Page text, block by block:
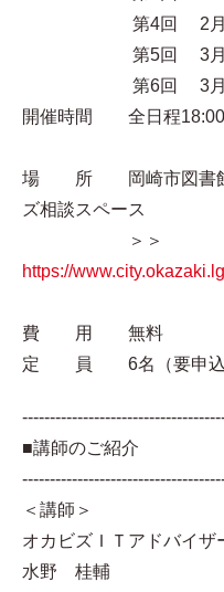
第4回 2月3
第5回 3月3
第6回 3月25
開催時間 全日程18:00
場 所 岡崎市図書館
ズ相談スペース
＞＞
https://
費 用 無料
定 員 6名（要申込・
■講師のご紹介
＜講師＞
オカビズＩＴアドバイザ
水野 桂輔